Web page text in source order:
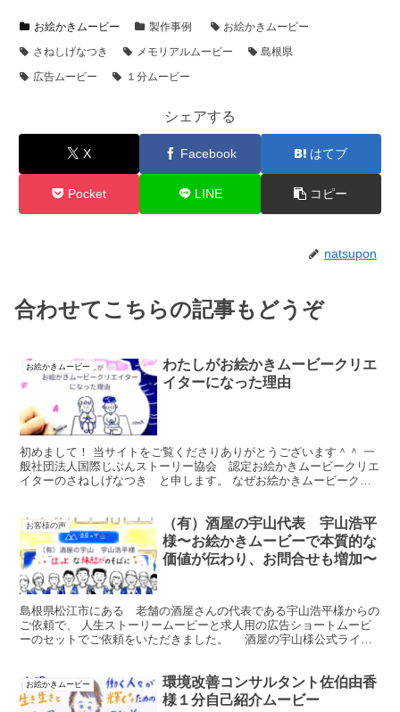
お絵かきムービー 製作事例
お絵かきムービー
さねしげなつき
メモリアルムービー
島根県
広告ムービー
１分ムービー
シェアする
X Facebook はてブ
Pocket LINE コピー
natsupon
合わせてこちらの記事もどうぞ
お絵かきムービー
わたしがお絵かきムービークリエ
イターになった理由
初めまして！ 当サイトをご覧くださりありがとうございます＾＾ 一
般社団法人国際じぶんストーリー協会 認定お絵かきムービークリエ
イターのさねしげなつき と申します。 なぜお絵かきムービークリ
お客様の声
（有）酒屋の宇山代表 宇山浩平
様〜お絵かきムービーで本質的な
価値が伝わり、お問合せも増加〜
島根県松江市にある 老舗の酒屋さんの代表である宇山浩平様からの
ご依頼で、 人生ストーリームービーと求人用の広告ショートムービ
ーのセットでご依頼をいただきました。 ⠀ 酒屋の宇山様公式ライン↓
お絵かきムービー
環境改善コンサルタント佐伯由香
様１分自己紹介ムービー